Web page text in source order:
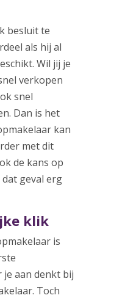
besluit te
als hij al
Wil jij je
verkopen
snel
Dan is het
kan
met dit
de kans op
geval erg
klik
is
aan denkt bij
Toch